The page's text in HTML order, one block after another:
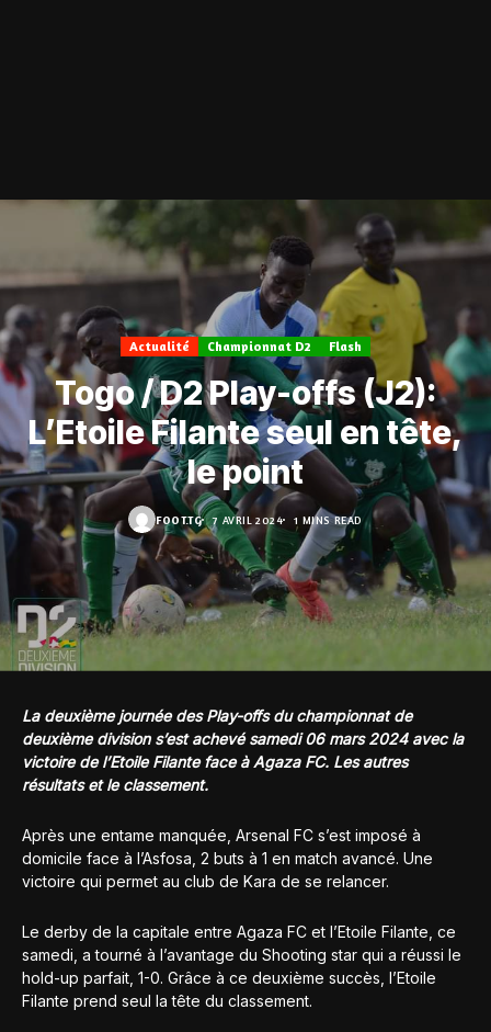
Actualité Championnat D2 Flash
Togo / D2 Play-offs (J2):
L’Etoile Filante seul en tête,
le point
FOOT.TG 7 AVRIL 2024 1 MINS READ
La deuxième journée des Play-offs du championnat de
deuxième division s’est achevé samedi 06 mars 2024 avec la
victoire de l’Etoile Filante face à Agaza FC. Les autres
résultats et le classement.
Après une entame manquée, Arsenal FC s’est imposé à
domicile face à l’Asfosa, 2 buts à 1 en match avancé. Une
victoire qui permet au club de Kara de se relancer.
Le derby de la capitale entre Agaza FC et l’Etoile Filante, ce
samedi, a tourné à l’avantage du Shooting star qui a réussi le
hold-up parfait, 1-0. Grâce à ce deuxième succès, l’Etoile
Filante prend seul la tête du classement.